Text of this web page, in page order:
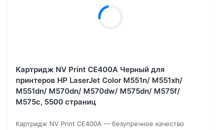
Картридж NV Print CE400A Черный для
принтеров HP LaserJet Color M551n/ M551xh/
M551dn/ M570dn/ M570dw/ M575dn/ M575f/
M575c, 5500 страниц
Картридж NV Print CE400A — безупречное качество